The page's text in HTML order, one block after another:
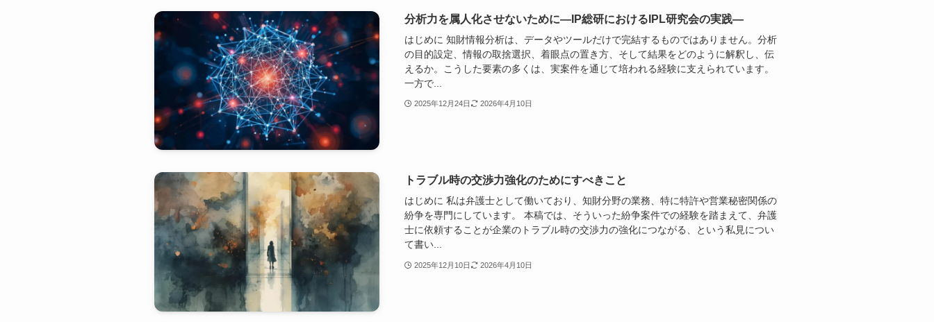
分析力を属人化させないために―IP総研におけるIPL研究会の実践―
はじめに 知財情報分析は、データやツールだけで完結するものではありません。分析
の目的設定、情報の取捨選択、着眼点の置き方、そして結果をどのように解釈し、伝
えるか。こうした要素の多くは、実案件を通じて培われる経験に支えられています。
一方で...
2025年12月24日 2026年4月10日
トラブル時の交渉力強化のためにすべきこと
はじめに 私は弁護士として働いており、知財分野の業務、特に特許や営業秘密関係の
紛争を専門にしています。 本稿では、そういった紛争案件での経験を踏まえて、弁護
士に依頼することが企業のトラブル時の交渉力の強化につながる、という私見につい
て書い...
2025年12月10日 2026年4月10日